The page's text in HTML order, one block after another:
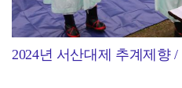
2024년 서산대제 추계제향